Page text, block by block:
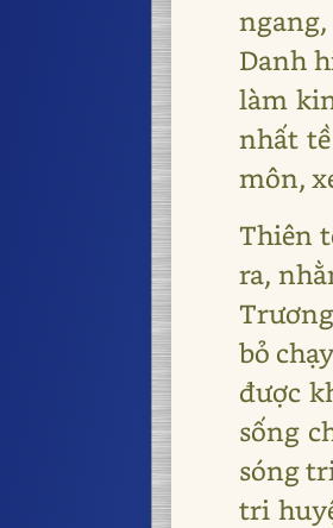
Danh
làm
nhất
môn,
Thiên
ra,
bỏ
được
sống
sóng
tri